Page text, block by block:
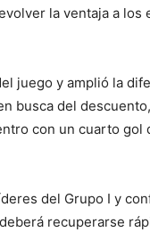
la ventaja a los
juego y amplió la
busca del
con un cuarto gol
del Grupo I y
recuperarse